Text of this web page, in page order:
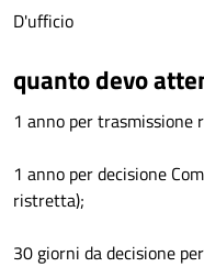
D'ufficio
quanto devo
1 anno per
1 anno per decisione
ristretta);
30 giorni da decisione